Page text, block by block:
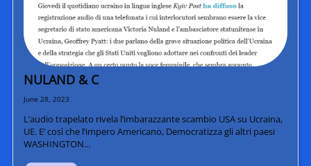
NULAND & C
June 28, 2023
L’audio trapelato rivela l’imbarazzante scambio USA su Ucraina,
UE. E’ così che l’impero Americano, Democratizza gli altri paesi
WASHINGTON…